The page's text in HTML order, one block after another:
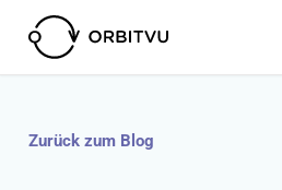
Zurück zum Blog